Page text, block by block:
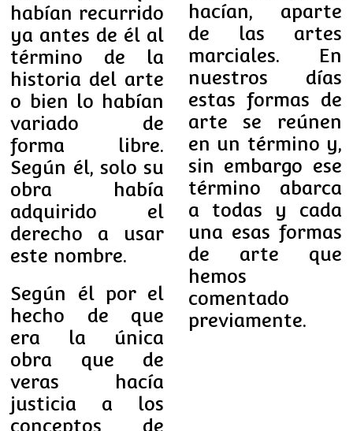
habían recurrido
ya antes de él al
término de la
historia del arte
o bien lo habían
variado de
forma libre.
Según él, solo su
obra había
adquirido el
derecho a usar
este nombre.
Según él por el
hecho de que
era la única
obra que de
veras hacía
justicia a los
conceptos de
hacían, aparte
de las artes
marciales. En
nuestros días
estas formas de
arte se reúnen
en un término y,
sin embargo ese
término abarca
a todas y cada
una esas formas
de arte que
hemos
comentado
previamente.